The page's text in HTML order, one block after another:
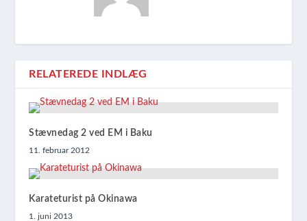
RELATEREDE INDLÆG
Stævnedag 2 ved EM i Baku
11. februar 2012
Karateturist på Okinawa
1. juni 2013